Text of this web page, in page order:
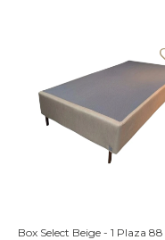
Box Select Beige - 1 Plaza 88